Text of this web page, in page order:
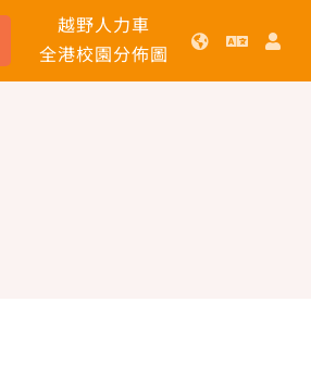
越野人力車
全港校園分佈圖